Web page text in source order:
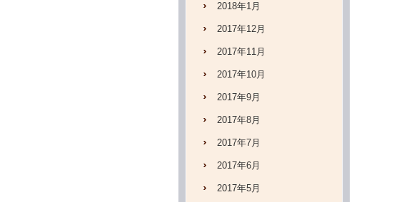
2018年1月
2017年12月
2017年11月
2017年10月
2017年9月
2017年8月
2017年7月
2017年6月
2017年5月